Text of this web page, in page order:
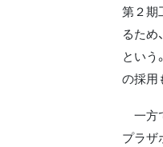
第２期
るため
という
の採用
一方
プラザ